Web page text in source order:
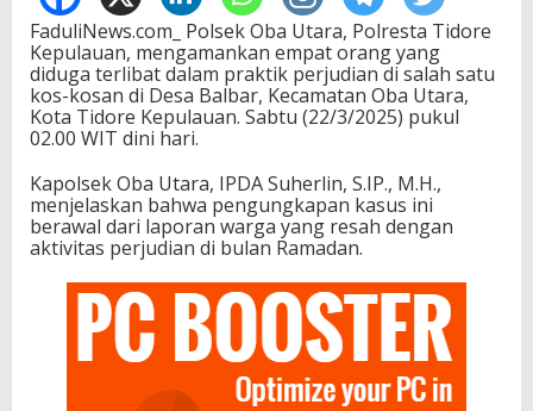
FaduliNews.com_ Polsek Oba Utara, Polresta Tidore
Kepulauan, mengamankan empat orang yang
diduga terlibat dalam praktik perjudian di salah satu
kos-kosan di Desa Balbar, Kecamatan Oba Utara,
Kota Tidore Kepulauan. Sabtu (22/3/2025) pukul
02.00 WIT dini hari.
Kapolsek Oba Utara, IPDA Suherlin, S.IP., M.H.,
menjelaskan bahwa pengungkapan kasus ini
berawal dari laporan warga yang resah dengan
aktivitas perjudian di bulan Ramadan.